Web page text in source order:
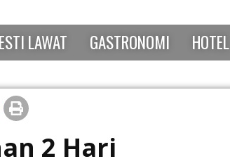
LAWAT GASTRONOMI HOTEL
2 Hari